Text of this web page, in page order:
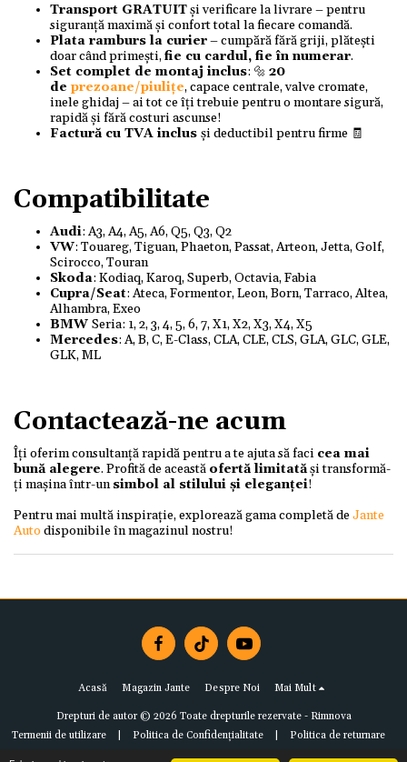
Transport GRATUITși verificare la livrare – pentru
siguranță maximă și confort total la fiecare comandă.
Plata ramburs la curier– cumpără fără griji, plătești
doar când primești,fie cu cardul, fie în numerar.
Set complet de montaj inclus: 🔩 20
de prezoane/piulițe, capace centrale, valve cromate,
inele ghidaj – ai tot ce îți trebuie pentru o montare sigură,
rapidă și fără costuri ascunse!
Factură cu TVA inclus și deductibil pentru firme 🧾
Compatibilitate
Audi: A3, A4, A5, A6, Q5, Q3, Q2
VW: Touareg, Tiguan, Phaeton, Passat, Arteon, Jetta, Golf,
Scirocco, Touran
Skoda: Kodiaq, Karoq, Superb, Octavia, Fabia
Cupra/Seat: Ateca, Formentor, Leon, Born, Tarraco, Altea,
Alhambra, Exeo
BMW Seria: 1, 2, 3, 4, 5, 6, 7, X1, X2, X3, X4, X5
Mercedes: A, B, C, E-Class, CLA, CLE, CLS, GLA, GLC, GLE,
GLK, ML
Contactează-ne acum
Îți oferim consultanță rapidă pentru a te ajuta să faci cea mai
bună alegere. Profită de această ofertă limitatăși transformă-
ți mașina într-unsimbol al stilului și eleganței!
Pentru mai multă inspirație, explorează gama completă deJante
Autodisponibile în magazinul nostru!
Acasă Magazin Jante Despre Noi Mai Mult
Drepturi de autor © 2026 Toate drepturile rezervate - Rimnova
Termenii de utilizare| Politica de Confidențialitate| Politica de returnare